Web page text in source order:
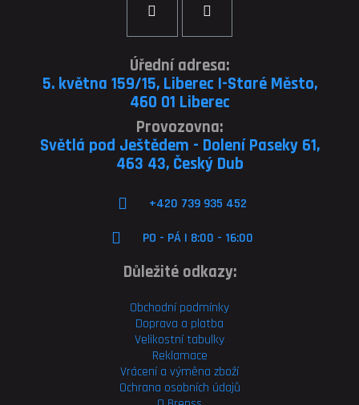
Úřední adresa:
5. května 159/15, Liberec I-Staré Město,
460 01 Liberec
Provozovna:
Světlá pod Ještědem - Dolení Paseky 61,
463 43, Český Dub
+420 739 935 452
PO - PÁ | 8:00 - 16:00
Důležité odkazy:
Obchodní podmínky
Doprava a platba
Velikostní tabulky
Reklamace
Vrácení a výměna zboží
Ochrana osobních údajů